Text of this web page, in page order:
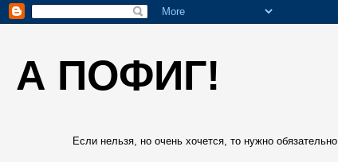
А ПОФИГ!
Если нельзя, но очень хочется, то нужно